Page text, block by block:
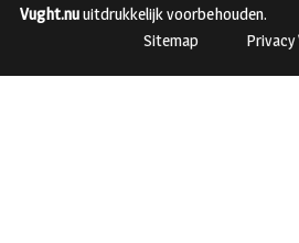
Vught.nuuitdrukkelijk voorbehouden.
Sitemap
Privacy